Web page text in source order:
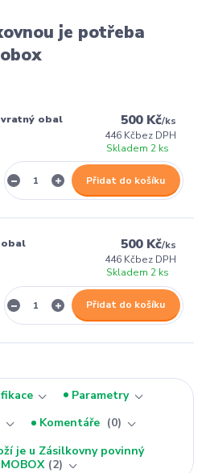
je potřeba
vratný obal 500 Kč/ks
446 Kčbez DPH
Skladem 2 ks
Přidat do košíku
obal 500 Kč/ks
446 Kčbez DPH
Skladem 2 ks
Přidat do košíku
Parametry
Komentáře
0
je u Zásilkovny povinný
2